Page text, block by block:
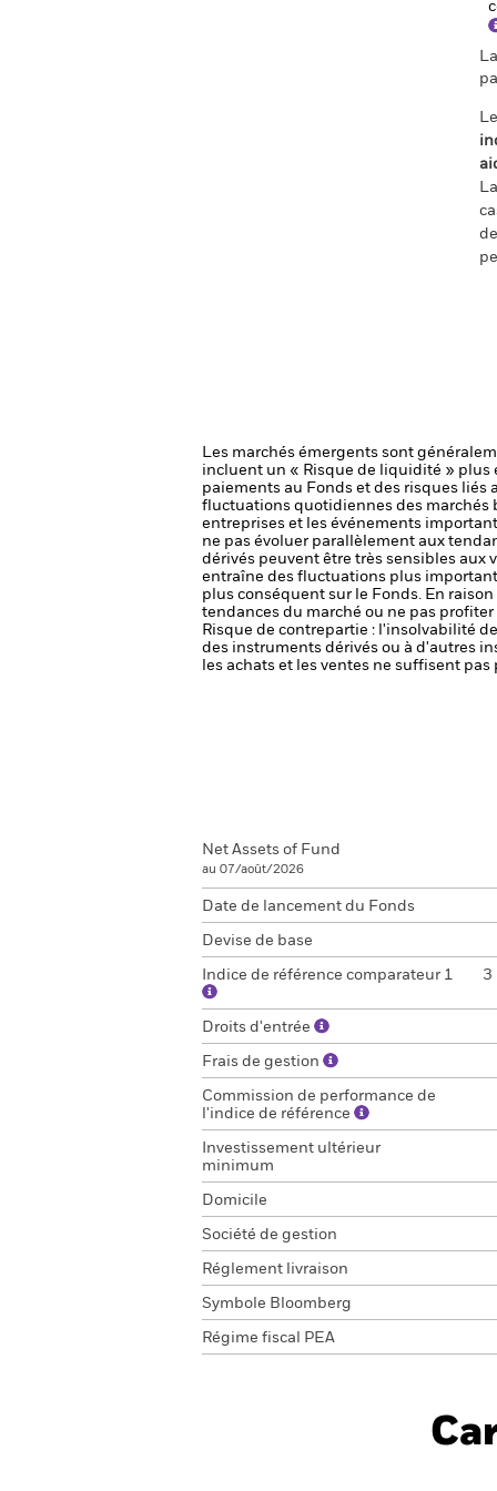
Les marchés émergents sont
incluent un « Risque de liquidité » plus
paiements au Fonds et des risques liés
fluctuations quotidiennes des marchés
entreprises et les événements
ne pas évoluer parallèlement aux
dérivés peuvent être très sensibles aux
entraîne des fluctuations plus
plus conséquent sur le Fonds. En
tendances du marché ou ne pas
Risque de contrepartie : l'insolvabilité
des instruments dérivés ou à d'autres
les achats et les ventes ne suffisent
Net Assets of Fund
au 07/août/2026
Date de lancement du Fonds
Devise de base
Indice de référence comparateur 1
3
Droits d'entrée
Frais de gestion
Commission de performance de
l'indice de référence
Investissement ultérieur
minimum
Domicile
Société de gestion
Réglement livraison
Symbole Bloomberg
Régime fiscal PEA